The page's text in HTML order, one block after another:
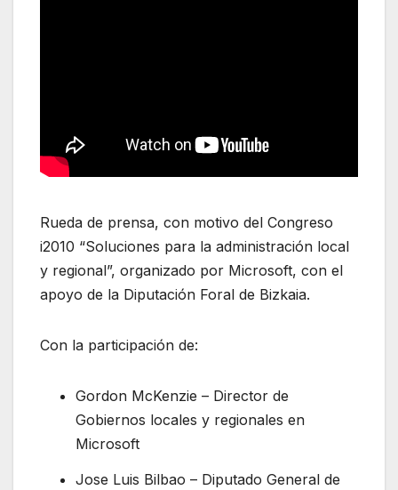
Rueda de prensa, con motivo del Congreso
i2010 “Soluciones para la administración local
y regional”, organizado por Microsoft, con el
apoyo de la Diputación Foral de Bizkaia.
Con la participación de:
Gordon McKenzie – Director de
Gobiernos locales y regionales en
Microsoft
Jose Luis Bilbao – Diputado General de